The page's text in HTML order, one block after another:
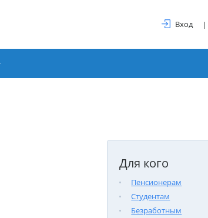
Вход
Для кого
Пенсионерам
Студентам
Безработным